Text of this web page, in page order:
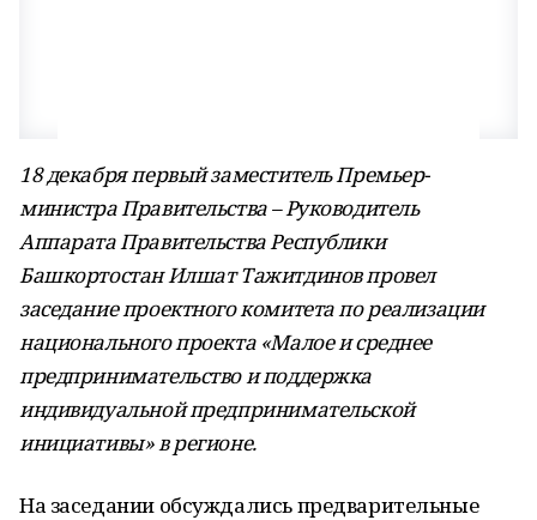
18 декабря первый заместитель Премьер-
министра Правительства – Руководитель
Аппарата Правительства Республики
Башкортостан Илшат Тажитдинов провел
заседание проектного комитета по реализации
национального проекта «Малое и среднее
предпринимательство и поддержка
индивидуальной предпринимательской
инициативы» в регионе.
На заседании обсуждались предварительные